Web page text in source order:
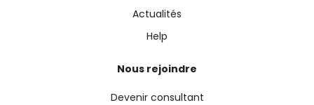
Actualités
Help
Nous rejoindre
Devenir consultant